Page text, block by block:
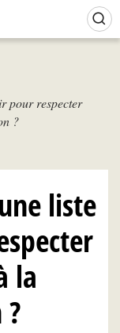
c
i
l
N
L
pour respecter
?
liste
la
de connexion)